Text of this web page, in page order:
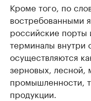
Кроме того, по
востребованными
российские порты
терминалы внутри
осуществляются
зерновых, лесной,
промышленности,
продукции.